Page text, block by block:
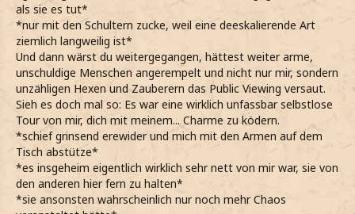
als sie es tut*
*nur mit den Schultern zucke, weil eine deeskalierende Art
ziemlich langweilig ist*
Und dann wärst du weitergegangen, hättest weiter arme,
unschuldige Menschen angerempelt und nicht nur mir, sondern
unzähligen Hexen und Zauberern das Public Viewing versaut.
Sieh es doch mal so: Es war eine wirklich unfassbar selbstlose
Tour von mir, dich mit meinem... Charme zu ködern.
*schief grinsend erewider und mich mit den Armen auf dem
Tisch abstütze*
*es insgeheim eigentlich wirklich sehr nett von mir war, sie von
den anderen hier fern zu halten*
*sie ansonsten wahrscheinlich nur noch mehr Chaos